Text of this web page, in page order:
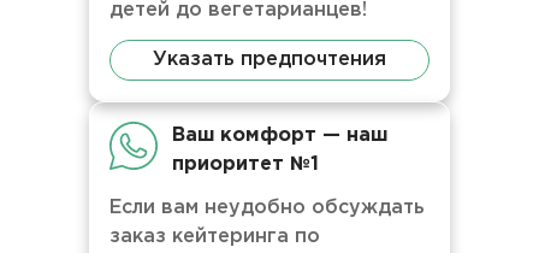
детей до вегетарианцев!
Указать предпочтения
Ваш комфорт — наш
приоритет №1
Если вам неудобно обсуждать
заказ кейтеринга по